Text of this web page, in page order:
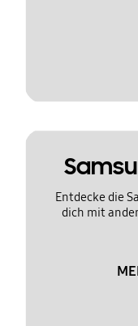
Entdecke die
dich mit